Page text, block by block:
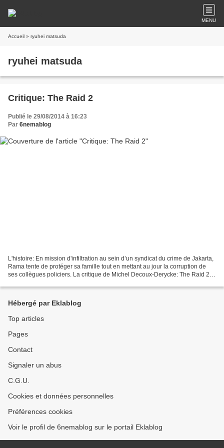
MENU
Accueil » ryuhei matsuda
ryuhei matsuda
Critique: The Raid 2
Publié le 29/08/2014 à 16:23
Par 6nemablog
L'histoire: En mission d'infiltration au sein d’un syndicat du crime de Jakarta,
Rama tente de protéger sa famille tout en mettant au jour la corruption de
ses collègues policiers. La critique de Michel Decoux-Derycke: The Raid 2
Hébergé par Eklablog
Top articles
Pages
Contact
Signaler un abus
C.G.U.
Cookies et données personnelles
Préférences cookies
Voir le profil de 6nemablog sur le portail Eklablog